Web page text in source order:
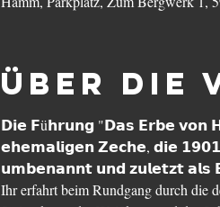
Über die
𝗗𝗶𝗲 𝗙ü𝗵𝗿𝘂𝗻𝗴 "𝗗𝗮𝘀 𝗘𝗿𝗯𝗲 𝘃𝗼𝗻
𝗲𝗵𝗲𝗺𝗮𝗹𝗶𝗴𝗲𝗻 𝗭𝗲𝗰𝗵𝗲, 𝗱𝗶𝗲
𝘂𝗺𝗯𝗲𝗻𝗮𝗻𝗻𝘁 𝘂𝗻𝗱 𝘇𝘂𝗹𝗲𝘁𝘇𝘁
Ihr erfahrt beim Rundgang durch die